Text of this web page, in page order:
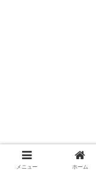
メニュー ホーム